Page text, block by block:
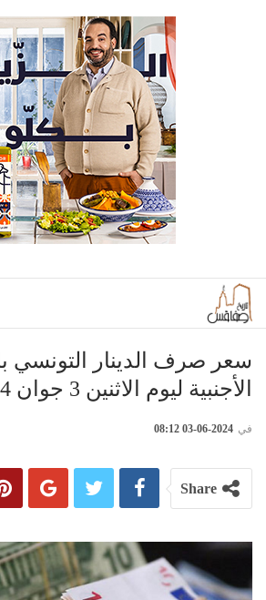
سعر صرف الدينار التونسي
الأجنبية ليوم الاثنين 3 جوان 2024
في 2024-06-03 08:12
Share